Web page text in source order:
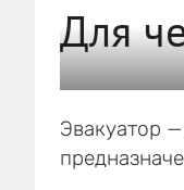
Для
Эвакуатор